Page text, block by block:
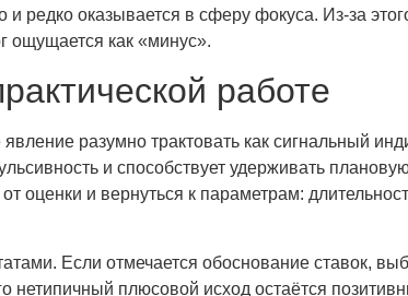
редко оказывается в сферу фокуса. Из-за
ощущается как «минус».
работе
разумно трактовать как сигнальный
и способствует удерживать
оценки и вернуться к параметрам:
Если отмечается обоснование ставок,
нетипичный плюсовой исход остаётся